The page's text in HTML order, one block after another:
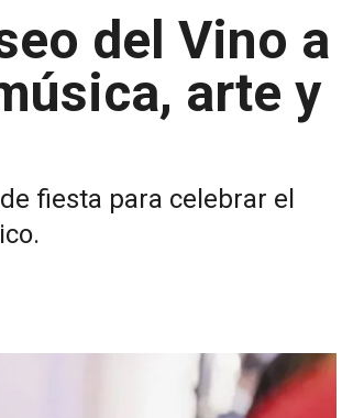
del Vino a
arte y
fiesta para celebrar el